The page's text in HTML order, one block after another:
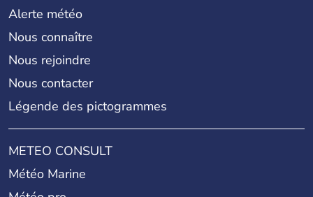
Alerte météo
Nous connaître
Nous rejoindre
Nous contacter
Légende des pictogrammes
METEO CONSULT
Météo Marine